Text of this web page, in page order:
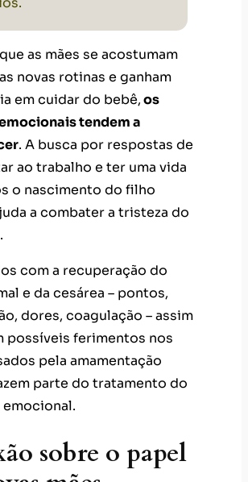
novas rotinas e ganham
em cuidar do bebê,os
tendem a
. A busca por respostas de
ao trabalho e ter uma vida
o nascimento do filho
a combater a tristeza do
com a recuperação do
e da cesárea – pontos,
dores, coagulação – assim
possíveis ferimentos nos
pela amamentação
parte do tratamento do
sobre o papel
mães